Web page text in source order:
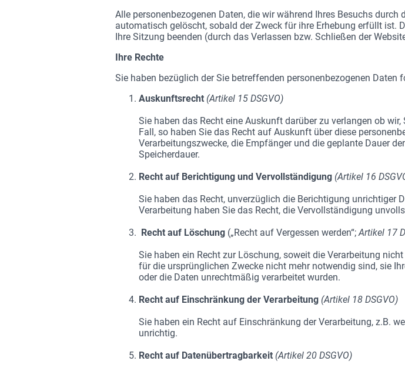
Alle personenbezogenen Daten, die wir während Ihres Besuchs
automatisch gelöscht, sobald der Zweck für ihre Erhebung erfüllt ist.
Ihre Sitzung beenden (durch das Verlassen bzw. Schließen der
Ihre Rechte
Sie haben bezüglich der Sie betreffenden personenbezogenen Daten
Auskunftsrecht (Artikel 15 DSGVO)
Sie haben das Recht eine Auskunft darüber zu verlangen ob
Fall, so haben Sie das Recht auf Auskunft über diese
Verarbeitungszwecke, die Empfänger und die geplante Dauer
Speicherdauer.
Recht auf Berichtigung und Vervollständigung (Artikel 16
Sie haben das Recht, unverzüglich die Berichtigung unrichtiger
Verarbeitung haben Sie das Recht, die Vervollständigung
Recht auf Löschung („Recht auf Vergessen werden“;Artikel 17
Sie haben ein Recht zur Löschung, soweit die Verarbeitung
für die ursprünglichen Zwecke nicht mehr notwendig sind, sie
oder die Daten unrechtmäßig verarbeitet wurden.
Recht auf Einschränkung der Verarbeitung (Artikel 18 DSGVO)
Sie haben ein Recht auf Einschränkung der Verarbeitung, z.B.
unrichtig.
Recht auf Datenübertragbarkeit (Artikel 20 DSGVO)